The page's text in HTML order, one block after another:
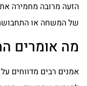
הזעה מרובה מחמירה
של המשחה או
מה אומרים
אמנים רבים מדווחים על